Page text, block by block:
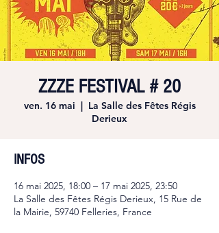
ZZZE FESTIVAL # 20
ven. 16 mai
  |
La Salle des Fêtes Régis
Derieux
INFOS
16 mai 2025, 18:00 – 17 mai 2025, 23:50
La Salle des Fêtes Régis Derieux, 15 Rue de
la Mairie, 59740 Felleries, France